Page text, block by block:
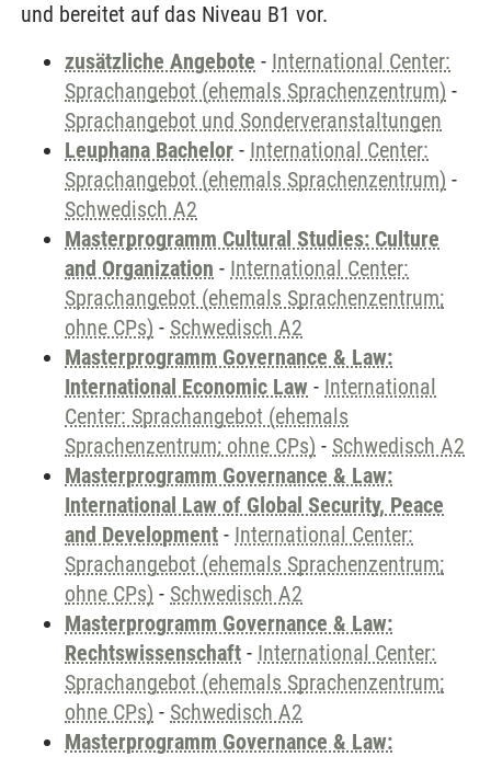
und bereitet auf das Niveau B1 vor.
zusätzliche Angebote - International Center:
Sprachangebot (ehemals Sprachenzentrum) -
Sprachangebot und Sonderveranstaltungen
Leuphana Bachelor - International Center:
Sprachangebot (ehemals Sprachenzentrum) -
Schwedisch A2
Masterprogramm Cultural Studies: Culture
and Organization - International Center:
Sprachangebot (ehemals Sprachenzentrum;
ohne CPs) - Schwedisch A2
Masterprogramm Governance & Law:
International Economic Law - International
Center: Sprachangebot (ehemals
Sprachenzentrum; ohne CPs) - Schwedisch A2
Masterprogramm Governance & Law:
International Law of Global Security, Peace
and Development - International Center:
Sprachangebot (ehemals Sprachenzentrum;
ohne CPs) - Schwedisch A2
Masterprogramm Governance & Law:
Rechtswissenschaft - International Center:
Sprachangebot (ehemals Sprachenzentrum;
ohne CPs) - Schwedisch A2
Masterprogramm Governance & Law: